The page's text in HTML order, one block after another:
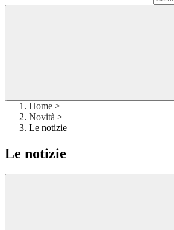
Home >
Novità >
Le notizie
Le notizie